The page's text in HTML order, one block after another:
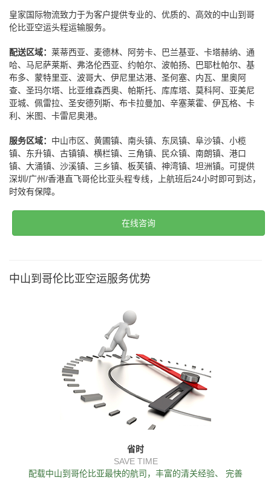
皇家国际物流致力于为客户提供专业的、优质的、高效的中山到哥
伦比亚空运头程运输服务。
配送区域： 莱蒂西亚、麦德林、阿劳卡、巴兰基亚、卡塔赫纳、通
哈、马尼萨莱斯、弗洛伦西亚、约帕尔、波帕扬、巴耶杜帕尔、基
布多、蒙特里亚、波哥大、伊尼里达港、圣何塞、内瓦、里奥阿
查、圣玛尔塔、比亚维森西奥、帕斯托、库库塔、莫科阿、亚美尼
亚城、佩雷拉、圣安德列斯、布卡拉曼加、辛塞莱霍、伊瓦格、卡
利、米图、卡雷尼奥港。
服务区域： 中山市区、黄圃镇、南头镇、东凤镇、阜沙镇、小榄
镇、东升镇、古镇镇、横栏镇、三角镇、民众镇、南朗镇、港口
镇、大涌镇、沙溪镇、三乡镇、板芙镇、神湾镇、坦洲镇。可提供
深圳/广州/香港直飞哥伦比亚头程专线，上航班后24小时即可到达，
时效有保障。
在线咨询
中山到哥伦比亚空运服务优势
省时
SAVE TIME
配载中山到哥伦比亚最快的航司，丰富的清关经验、 完善